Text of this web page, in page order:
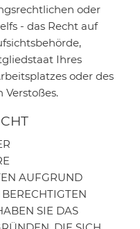
oder
- das Recht auf
Ihres
oder des
AUFGRUND
SIE DAS